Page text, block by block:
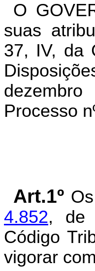
O
suas
37, IV, da
Processo
Art.1º
4.852, de
Código
vigorar